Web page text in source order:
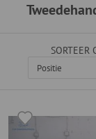
SORTEER